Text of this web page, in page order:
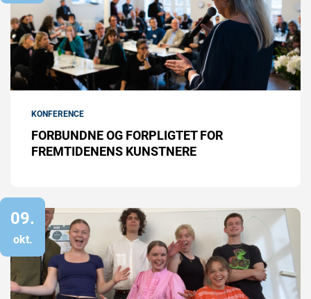
KONFERENCE
FORBUNDNE OG FORPLIGTET FOR
FREMTIDENENS KUNSTNERE
09.
okt.